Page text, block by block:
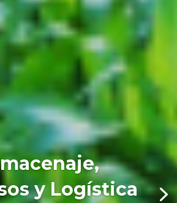
y Logística